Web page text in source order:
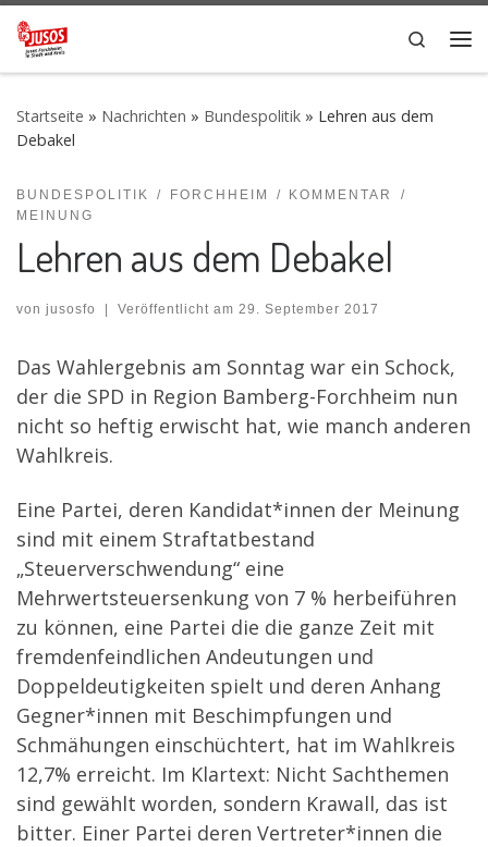
Zum Inhalt springen
Search
Startseite » Nachrichten » Bundespolitik » Lehren aus dem
Debakel
BUNDESPOLITIK FORCHHEIM
KOMMENTAR
MEINUNG
Lehren aus dem Debakel
von jusosfo Veröffentlicht am 29. September 2017
Das Wahlergebnis am Sonntag war ein Schock,
der die SPD in Region Bamberg-Forchheim nun
nicht so heftig erwischt hat, wie manch anderen
Wahlkreis.
Eine Partei, deren Kandidat*innen der Meinung
sind mit einem Straftatbestand
„Steuerverschwendung“ eine
Mehrwertsteuersenkung von 7 % herbeiführen
zu können, eine Partei die die ganze Zeit mit
fremdenfeindlichen Andeutungen und
Doppeldeutigkeiten spielt und deren Anhang
Gegner*innen mit Beschimpfungen und
Schmähungen einschüchtert, hat im Wahlkreis
12,7% erreicht. Im Klartext: Nicht Sachthemen
sind gewählt worden, sondern Krawall, das ist
bitter. Einer Partei deren Vertreter*innen die